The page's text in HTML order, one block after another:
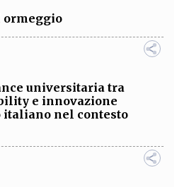
ormeggio
universitaria tra
e innovazione
italiano nel contesto